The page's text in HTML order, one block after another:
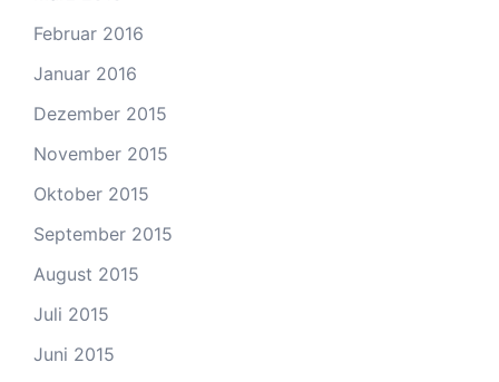
Februar 2016
Januar 2016
Dezember 2015
November 2015
Oktober 2015
September 2015
August 2015
Juli 2015
Juni 2015